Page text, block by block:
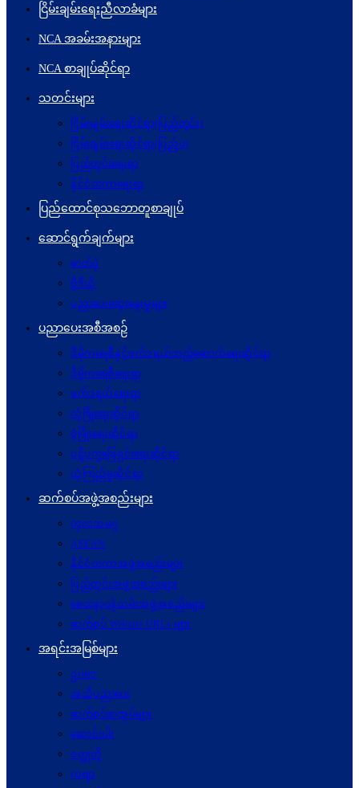
ငြိမ်းချမ်းရေးညီလာခံများ
NCA အခမ်းအနားများ
NCA စာချုပ်ဆိုင်ရာ
သတင်းများ
ငြိမ်းချမ်းရေးဆိုင်ရာ(ပြည်တွင်း)
ငြိမ်းချမ်းရေးဆိုင်ရာ(ပြည်ပ)
ပြည်တွင်းရေးရာ
နိုင်ငံတကာရေးရာ
ပြည်ထောင်စုသဘောတူစာချုပ်
ဆောင်ရွက်ချက်များ
ဓာတ်ပုံ
ဗွီဒီယို
ပညာပေးဆွေးနွေးမှုများ
ပညာပေးအစီအစဉ်
ဒီမိုကရေစီနှင့်ဖက်ဒရယ်တည်ဆောက်ရေးဆိုင်ရာ
ဒီမိုကရေစီရေးရာ
ဖက်ဒရယ်ရေးရာ
လုံခြုံရေးဆိုင်ရာ
ဖွံဖြိုးရေးဆိုင်ရာ
ပဋိပက္ခ‌ဖြေရှင်းရေးဆိုင်ရာ
ယုံကြည်မှုဆိုင်ရာ
ဆက်စပ်အဖွဲ့အစည်းများ
ကုလသမဂ္ဂ
ASEAN
နိုင်ငံတကာအဖွဲ့အစည်းများ
ပြည်တွင်းအဖွဲ့အစည်းများ
စေတနာ့ဝန်ထမ်းအဖွဲ့အစည်းများ
ဆက်စပ် Website URLs များ
အရင်းအမြစ်များ
ဥပဒေ
အသိပညာပေး
ဆက်စပ်စာအုပ်များ
ဆောင်းပါး
ဝတ္ထုတို
ကဗျာ